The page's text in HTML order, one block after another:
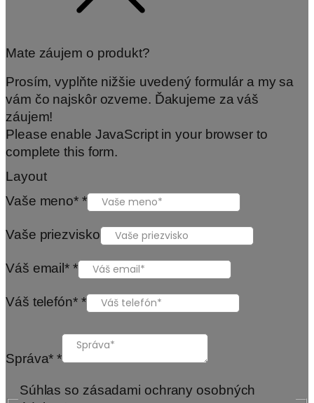
Mate záujem o produkt?
Prosím, vyplňte nižšie uvedený formulár a my sa
vám čo najskôr ozveme. Ďakujeme za váš
záujem!
Please enable JavaScript in your browser to
complete this form.
Layout
Vaše meno* *
Vaše priezvisko
Váš email* *
Váš telefón* *
Správa**
Súhlas so zásadami ochrany osobných